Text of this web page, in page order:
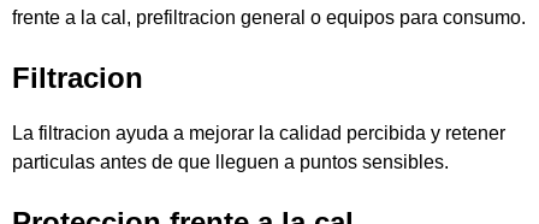
frente a la cal, prefiltracion general o equipos para consumo.
Filtracion
La filtracion ayuda a mejorar la calidad percibida y retener
particulas antes de que lleguen a puntos sensibles.